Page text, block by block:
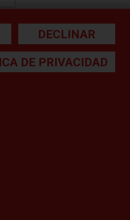
DECLINAR
DE PRIVACIDAD
[addtoany]